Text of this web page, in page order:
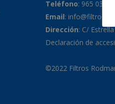
Teléfono: 965 038
Email:
Dirección: C/
Declaración de
©2022 Filtros